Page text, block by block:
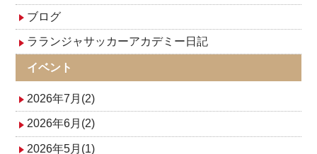
ー
シ
ョ
ン
ブログ
ラランジャサッカーアカデミー日記
イベント
2026年7月(2)
2026年6月(2)
2026年5月(1)